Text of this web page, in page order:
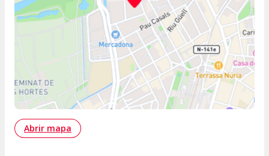
Abrir mapa